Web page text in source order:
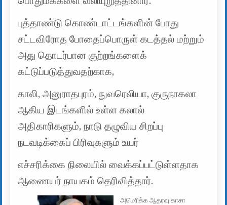
புத்தாண்டு கொண்டாட்டங்களின் போது
சட்டவிரோத போதைப்பொருள் கடத்தல் மற்றும்
அது தொடர்பான குற்றங்களைக்
கட்டுப்படுத்துவதற்காக,
காலி, அனுராதபுரம், நுவரெலியா, குருநாகலா
ஆகிய இடங்களில் உள்ள கலால்
அதிகாரிகளும், நாடு தழுவிய சிறப்பு
நடவடிக்கைப் பிரிவுகளும் உயர்
எச்சரிக்கை நிலையில் வைக்கப்பட்டுள்ளதாக
ஆணையர் நாயகம் தெரிவித்தார்.
அமெரிக்க ஆதரவு காசா